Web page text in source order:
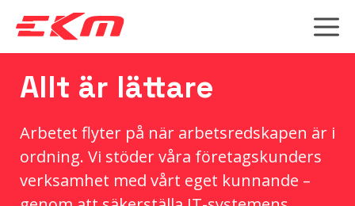
till
innehåll
Allt är lättare
Arbetet flyter på när arbetsredskapen är i
ordning. Vi stöder våra företagskunders
verksamhet med vårt eget kunnande –
STÖDET FÖR
WINDOWS 10 HAR
TAGIT SLUT